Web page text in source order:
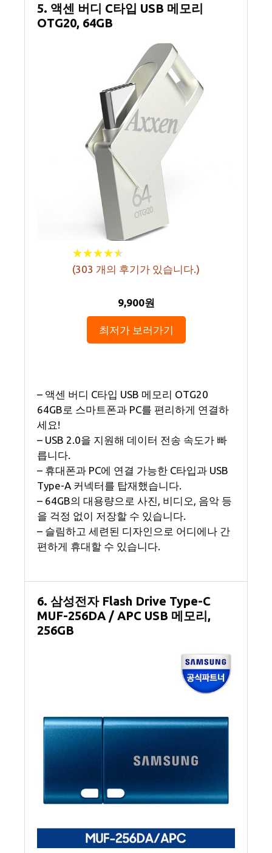
5. 액센 버디 C타입 USB 메모리
OTG20, 64GB
★★★★★
★★★★★
(303 개의 후기가 있습니다.)
9,900원
최저가 보러가기
– 액센 버디 C타입 USB 메모리 OTG20
64GB로 스마트폰과 PC를 편리하게 연결하
세요!
– USB 2.0을 지원해 데이터 전송 속도가 빠
릅니다.
– 휴대폰과 PC에 연결 가능한 C타입과 USB
Type-A 커넥터를 탑재했습니다.
– 64GB의 대용량으로 사진, 비디오, 음악 등
을 걱정 없이 저장할 수 있습니다.
– 슬림하고 세련된 디자인으로 어디에나 간
편하게 휴대할 수 있습니다.
6. 삼성전자 Flash Drive Type-C
MUF-256DA / APC USB 메모리,
256GB